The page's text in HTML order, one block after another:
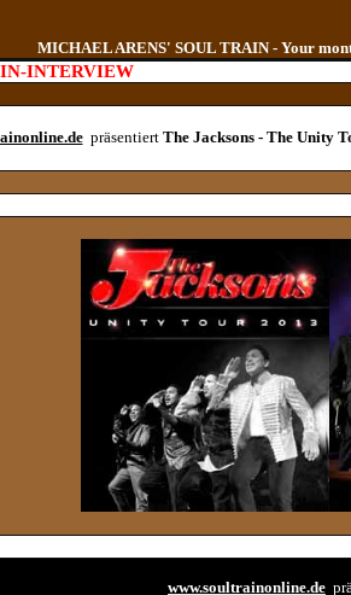
MICHAEL ARENS' SOUL TRAIN - Your
INTERVIEW
präsentiert The Jacksons - The Unity
www.soultrainonline.de